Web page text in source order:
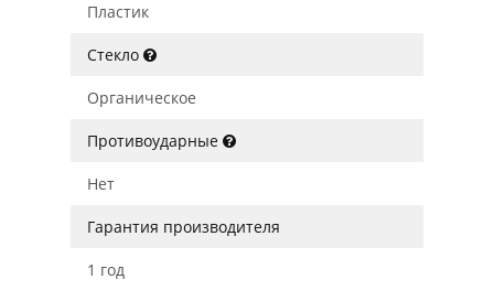
Пластик
Стекло
Органическое
Противоударные
Нет
Гарантия производителя
1 год